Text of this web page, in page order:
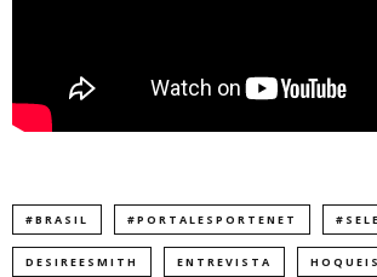
#BRASIL #PORTALESPORTENET
DESIREESMITH ENTREVISTA